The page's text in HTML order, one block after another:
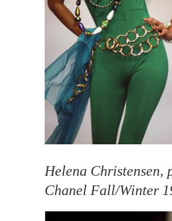
Helena Christensen,
Chanel Fall/Winter